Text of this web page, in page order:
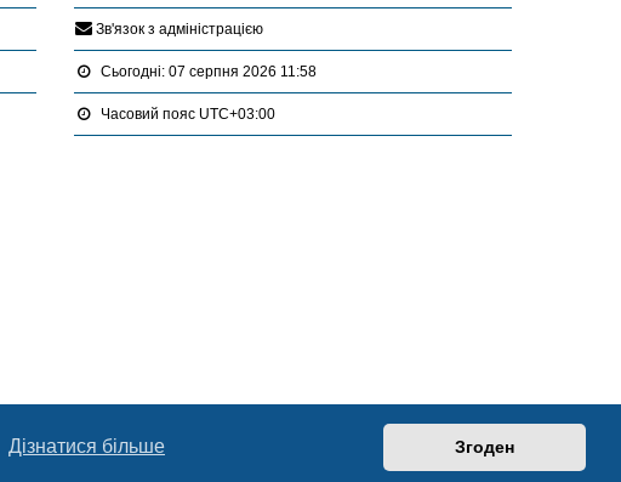
Дізнатися більше Згоден
Зв'язок з адміністрацією
Сьогодні: 07 серпня 2026 11:58
Часовий пояс UTC+03:00